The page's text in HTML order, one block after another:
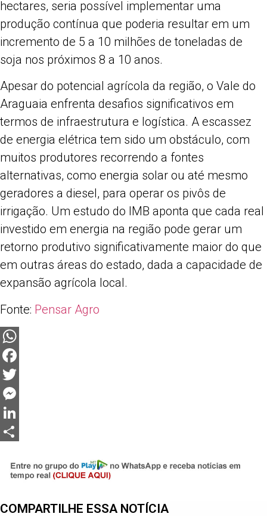
hectares, seria possível implementar uma
produção contínua que poderia resultar em um
incremento de 5 a 10 milhões de toneladas de
soja nos próximos 8 a 10 anos.
Apesar do potencial agrícola da região, o Vale do
Araguaia enfrenta desafios significativos em
termos de infraestrutura e logística. A escassez
de energia elétrica tem sido um obstáculo, com
muitos produtores recorrendo a fontes
alternativas, como energia solar ou até mesmo
geradores a diesel, para operar os pivôs de
irrigação. Um estudo do IMB aponta que cada real
investido em energia na região pode gerar um
retorno produtivo significativamente maior do que
em outras áreas do estado, dada a capacidade de
expansão agrícola local.
Fonte: Pensar Agro
WhatsApp
Facebook
Twitter
Messenger
LinkedIn
COMPARTILHE ESSA NOTÍCIA